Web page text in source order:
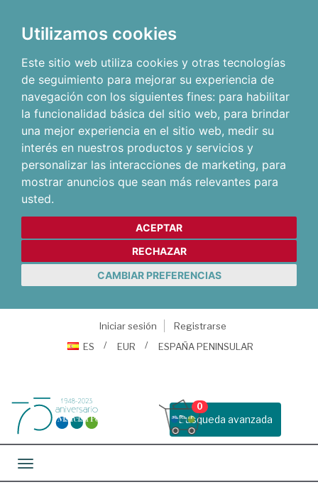
Utilizamos cookies
Este sitio web utiliza cookies y otras tecnologías
de seguimiento para mejorar su experiencia de
navegación con los siguientes fines: para habilitar
la funcionalidad básica del sitio web, para brindar
una mejor experiencia en el sitio web, medir su
interés en nuestros productos y servicios y
personalizar las interacciones de marketing, para
mostrar anuncios que sean más relevantes para
usted.
ACEPTAR
RECHAZAR
CAMBIAR PREFERENCIAS
Iniciar sesión
Registrarse
ES
EUR ESPAÑA PENINSULAR
Busqueda avanzada
0
Toggle navigation